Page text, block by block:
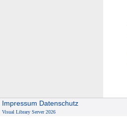
Impressum Datenschutz
Visual Library Server 2026